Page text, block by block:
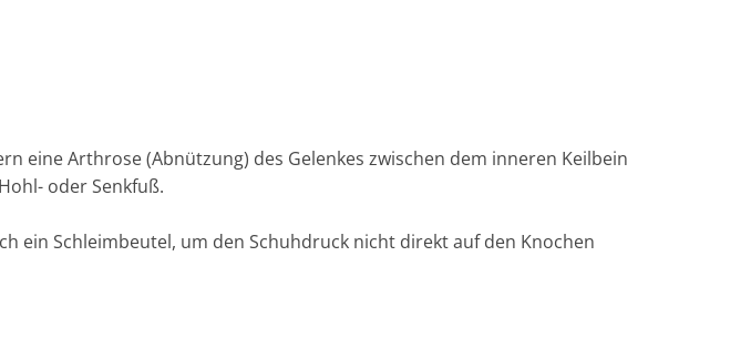
eine Arthrose (Abnützung) des Gelenkes zwischen dem inneren Keilbein
oder Senkfuß.
ein Schleimbeutel, um den Schuhdruck nicht direkt auf den Knochen